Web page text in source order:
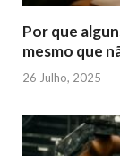
Por que
mesmo que
26 Julho, 2025